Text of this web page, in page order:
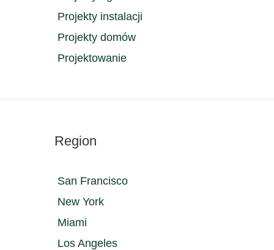
Projekty instalacji
Projekty domów
Projektowanie
Region
San Francisco
New York
Miami
Los Angeles